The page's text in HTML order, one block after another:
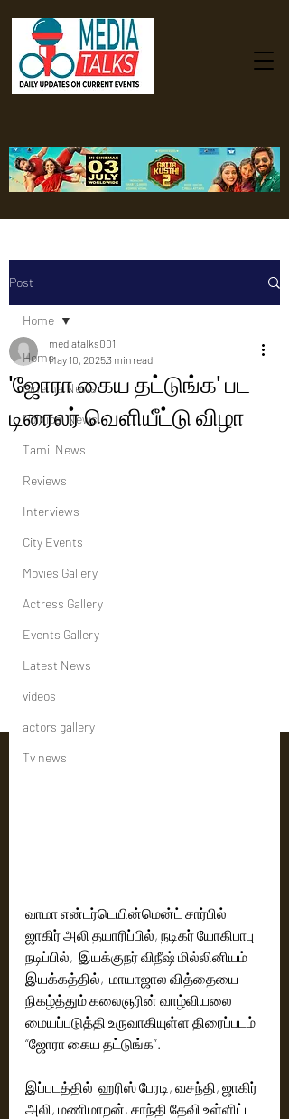
Post
Home
Cinema News
Political News
Tamil News
Reviews
Interviews
City Events
Movies Gallery
Actress Gallery
Events Gallery
Latest News
videos
actors gallery
Tv news
Home
'ஜோரா கைய தட்டுங்க' பட
டிரைலர் வெளியீட்டு விழா
mediatalks001
May 10, 20253 min read
வாமா என்டர்டெயின்மென்ட் சார்பில்
ஜாகிர் அலி தயாரிப்பில், நடிகர் யோகிபாபு
நடிப்பில்,  இயக்குநர் விநீஷ் மில்லினியம்
இயக்கத்தில்,  மாயாஜால வித்தையை
நிகழ்த்தும் கலைஞரின் வாழ்வியலை
மையப்படுத்தி உருவாகியுள்ள திரைப்படம்
“ஜோரா கைய தட்டுங்க”.
இப்படத்தில்  ஹரிஸ் பேரடி, வசந்தி, ஜாகிர்
அலி, மணிமாறன், சாந்தி தேவி உள்ளிட்ட